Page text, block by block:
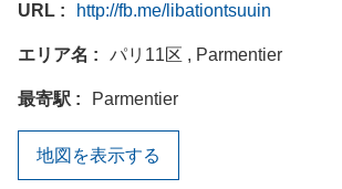
URL http://fb.me/libationtsuuin
エリア名 パリ11区 , Parmentier
最寄駅 Parmentier
地図を表示する